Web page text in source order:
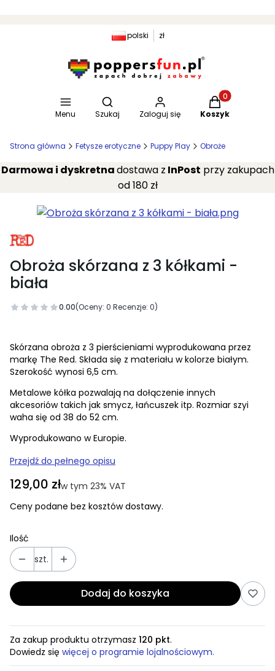
polski zł
Menu
Otwórz wyszukiwarkę
Szukaj Zaloguj się
Produkty w
Koszyk
Strona główna Fetysze erotyczne Puppy Play Obroże
Darmowa i dyskretnadostawa z InPost przy zakupach
od 180 zł
Obroża skórzana z 3 kółkami -
biała
0.00(Oceny: 0 Recenzje: 0)
Skórzana obroża z 3 pierścieniami wyprodukowana przez
markę The Red. Składa się z materiału w kolorze białym.
Szerokość wynosi 6,5 cm.
Metalowe kółka pozwalają na dołączenie innych
akcesoriów takich jak smycz, łańcuszek itp. Rozmiar szyi
waha się od 38 do 52 cm.
Wyprodukowano w Europie.
Przejdź do pełnego opisu
Cena
129,00 złw tym 23% VAT
w tym 23% VAT
Ceny podane bez kosztów dostawy.
Ilość
szt.
Dodaj do koszyka
Za zakup produktu otrzymasz 120 pkt.
Dowiedz się więcej o programie lojalnościowym.